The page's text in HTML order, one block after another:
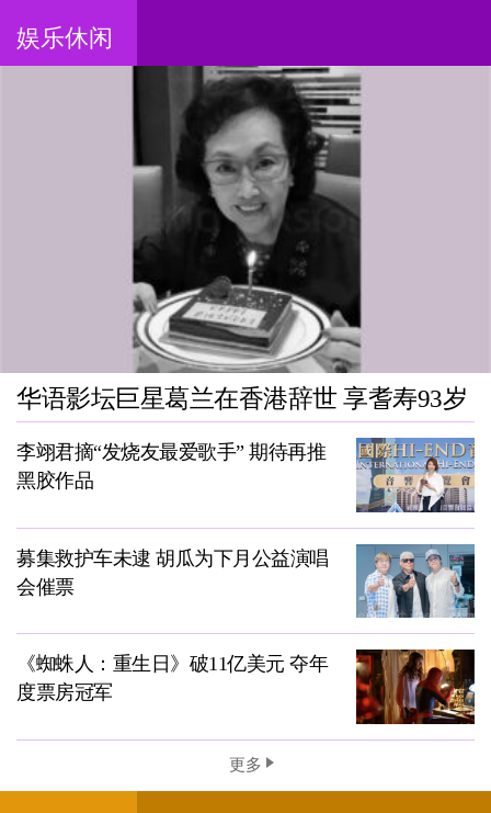
娱乐休闲
华语影坛巨星葛兰在香港辞世 享耆寿93岁
李翊君摘“发烧友最爱歌手” 期待再推
黑胶作品
募集救护车未逮 胡瓜为下月公益演唱
会催票
《蜘蛛人：重生日》破11亿美元 夺年
度票房冠军
更多